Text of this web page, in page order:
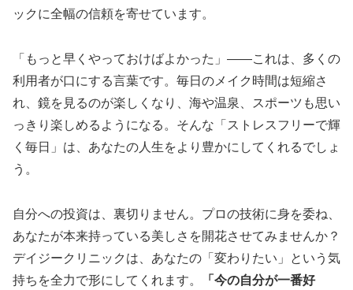
ックに全幅の信頼を寄せています。
「もっと早くやっておけばよかった」――これは、多くの
利用者が口にする言葉です。毎日のメイク時間は短縮さ
れ、鏡を見るのが楽しくなり、海や温泉、スポーツも思い
っきり楽しめるようになる。そんな「ストレスフリーで輝
く毎日」は、あなたの人生をより豊かにしてくれるでしょ
う。
自分への投資は、裏切りません。プロの技術に身を委ね、
あなたが本来持っている美しさを開花させてみませんか？
デイジークリニックは、あなたの「変わりたい」という気
持ちを全力で形にしてくれます。
「今の自分が一番好